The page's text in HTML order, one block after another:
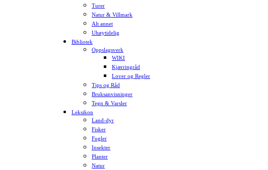
Turer
Natur & Villmark
Alt annet
Uhøytidelig
Bibliotek
Oppslagsverk
WIKI
Kjærringråd
Lover og Regler
Tips og Råd
Bruksanvisninger
Tegn & Varsler
Leksikon
Land-dyr
Fisker
Fugler
Insekter
Planter
Natur